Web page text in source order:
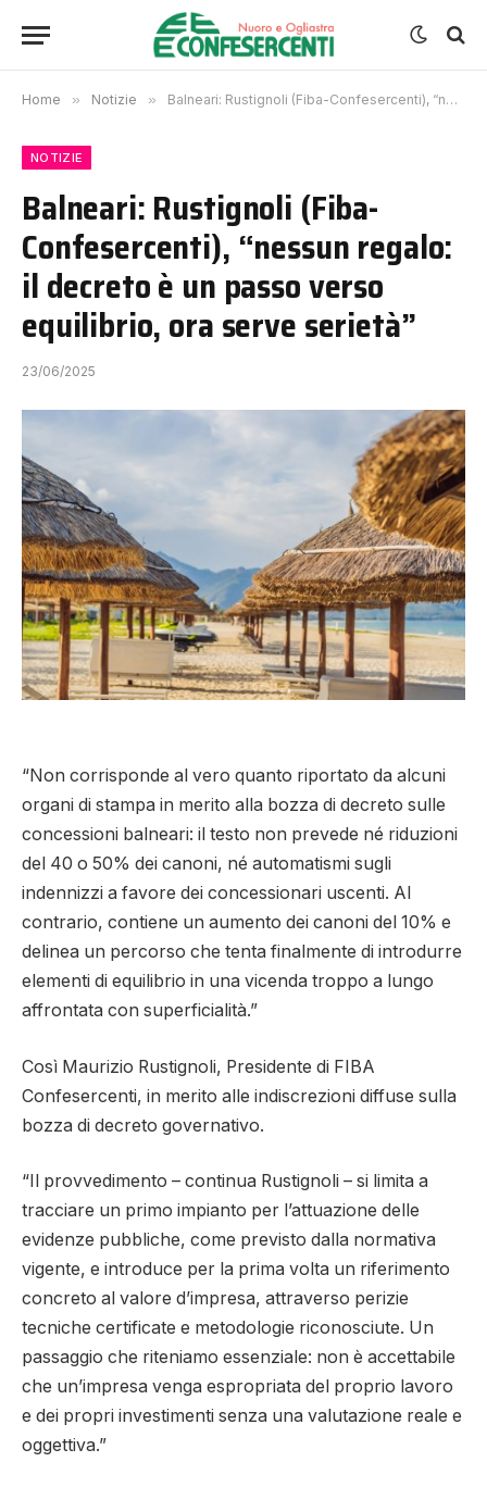
Home » Notizie » Balneari: Rustignoli (Fiba-Confesercenti), “nessun regalo: il decreto è un passo verso equilibrio, ora serve serietà”
NOTIZIE
Balneari: Rustignoli (Fiba-
Confesercenti), “nessun regalo:
il decreto è un passo verso
equilibrio, ora serve serietà”
23/06/2025
“Non corrisponde al vero quanto riportato da alcuni
organi di stampa in merito alla bozza di decreto sulle
concessioni balneari: il testo non prevede né riduzioni
del 40 o 50% dei canoni, né automatismi sugli
indennizzi a favore dei concessionari uscenti. Al
contrario, contiene un aumento dei canoni del 10% e
delinea un percorso che tenta finalmente di introdurre
elementi di equilibrio in una vicenda troppo a lungo
affrontata con superficialità.”
Così Maurizio Rustignoli, Presidente di FIBA
Confesercenti, in merito alle indiscrezioni diffuse sulla
bozza di decreto governativo.
“Il provvedimento – continua Rustignoli – si limita a
tracciare un primo impianto per l’attuazione delle
evidenze pubbliche, come previsto dalla normativa
vigente, e introduce per la prima volta un riferimento
concreto al valore d’impresa, attraverso perizie
tecniche certificate e metodologie riconosciute. Un
passaggio che riteniamo essenziale: non è accettabile
che un’impresa venga espropriata del proprio lavoro
e dei propri investimenti senza una valutazione reale e
oggettiva.”